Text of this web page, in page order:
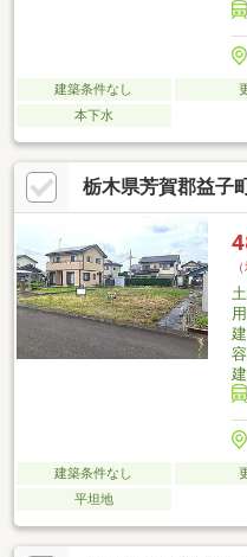
建築条件なし
本下水
栃木県芳賀郡益子
建築条件なし
平坦地